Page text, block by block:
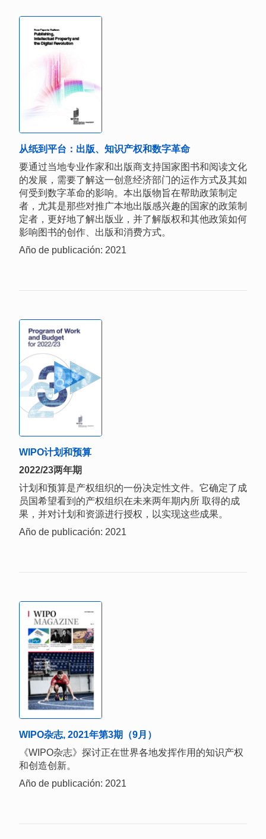
从纸到平台：出版、知识产权和数字革命
要通过当地专业作家和出版商支持国家图书和阅读文化
的发展，需要了解这一创意经济部门的运作方式及其如
何受到数字革命的影响。本出版物旨在帮助政策制定
者，尤其是那些对推广本地出版感兴趣的国家的政策制
定者，更好地了解出版业，并了解版权和其他政策如何
影响图书的创作、出版和消费方式。
Año de publicación: 2021
WIPO计划和预算
2022/23两年期
计划和预算是产权组织的一份决定性文件。它确定了成
员国希望看到的产权组织在未来两年期内所 取得的成
果，并对计划和资源进行授权，以实现这些成果。
Año de publicación: 2021
WIPO杂志, 2021年第3期（9月）
《WIPO杂志》探讨正在世界各地发挥作用的知识产权
和创造创新。
Año de publicación: 2021